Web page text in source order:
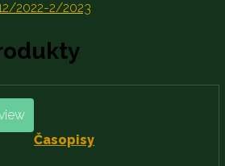
Časopisy